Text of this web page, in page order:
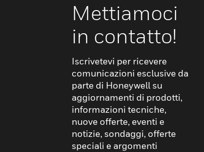
Mettiamoci
in contatto!
Iscrivetevi per ricevere
comunicazioni esclusive da
parte di Honeywell su
aggiornamenti di prodotti,
informazioni tecniche,
nuove offerte, eventi e
notizie, sondaggi, offerte
speciali e argomenti